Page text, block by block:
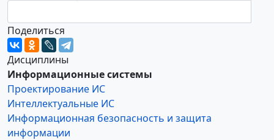
Поделиться
Дисциплины
Информационные системы
Проектирование ИС
Интеллектуальные ИС
Информационная безопасность и защита
информации